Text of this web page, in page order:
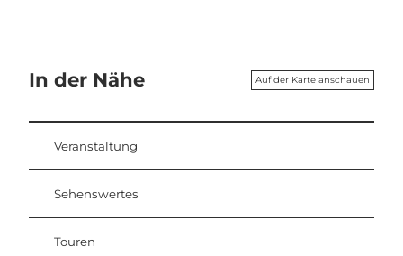
In der Nähe Auf der Karte anschauen
Veranstaltung
Sehenswertes
Touren